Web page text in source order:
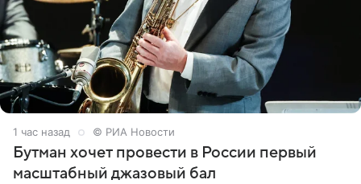
1 час назад © РИА Новости
Бутман хочет провести в России первый
масштабный джазовый бал